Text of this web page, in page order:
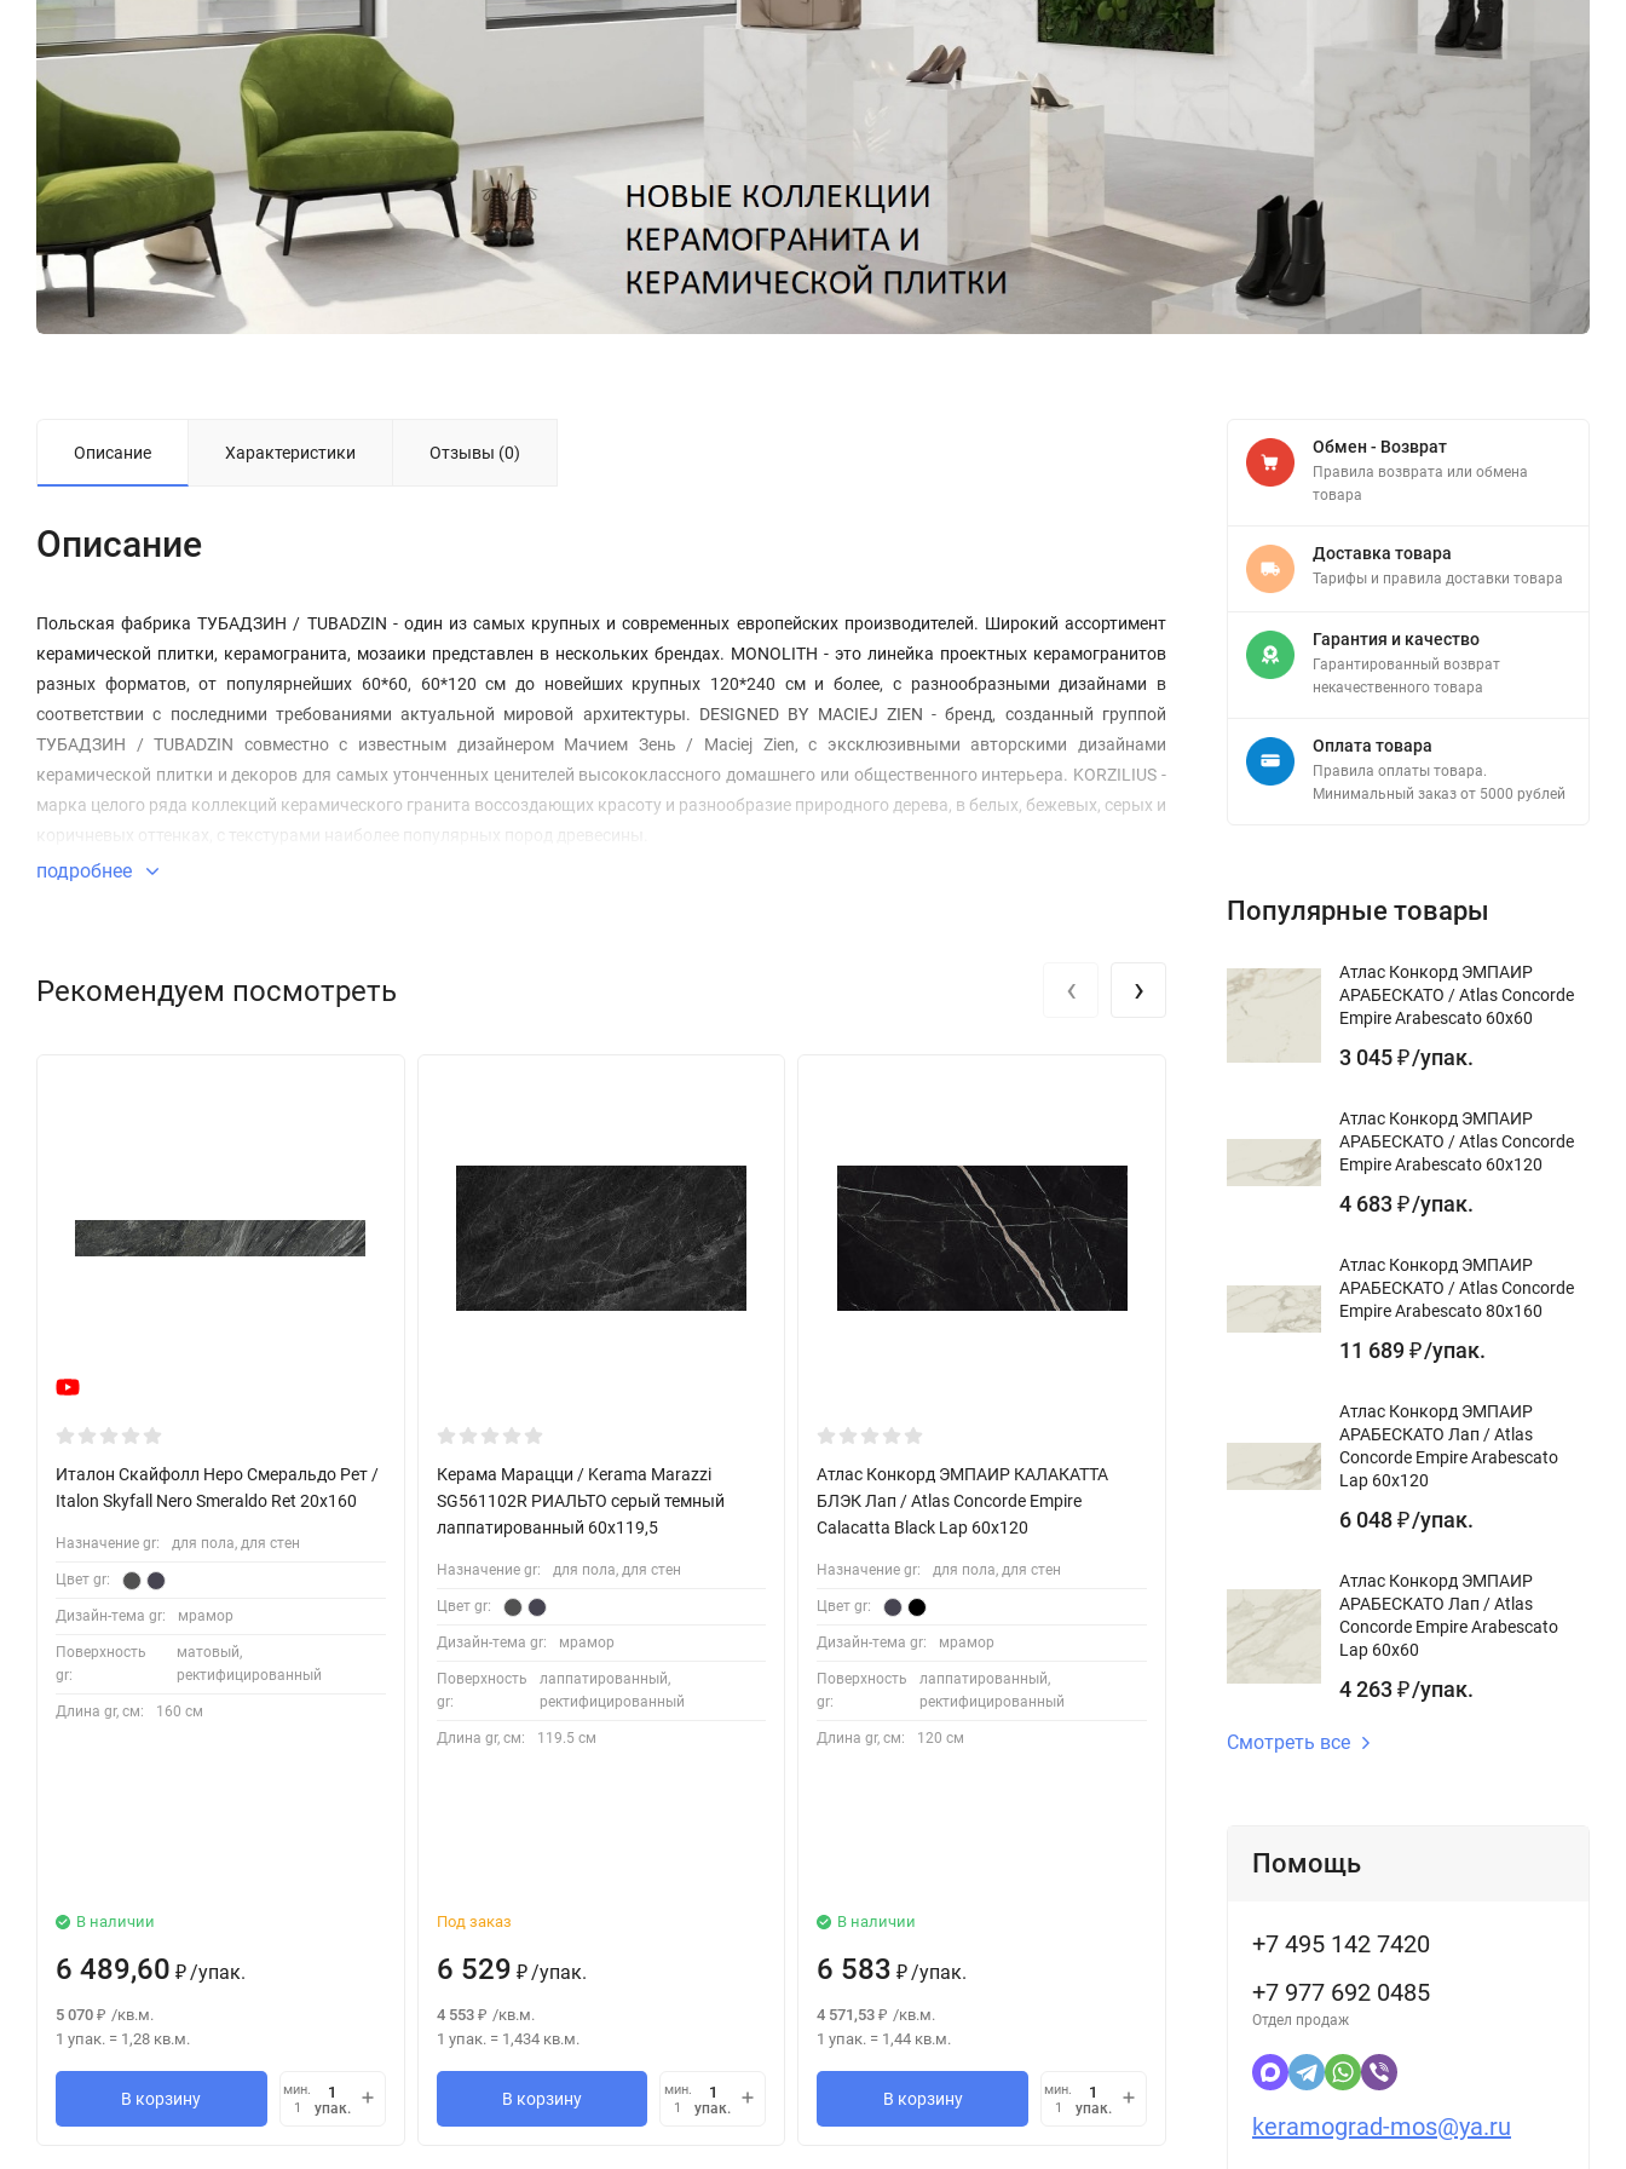
Описание Характеристики Отзывы (0)
Описание
Польская фабрика ТУБАДЗИН / TUBADZIN - один из самых крупных и современных европейских производителей. Широкий ассортимент
керамической плитки, керамогранита, мозаики представлен в нескольких брендах. MONOLITH - это линейка проектных керамогранитов
разных форматов, от популярнейших 60*60, 60*120 см до новейших крупных 120*240 см и более, с разнообразными дизайнами в
соответствии с последними требованиями актуальной мировой архитектуры. DESIGNED BY MACIEJ ZIEN - бренд, созданный группой
ТУБАДЗИН / TUBADZIN совместно с известным дизайнером Мачием Зень / Maciej Zien, с эксклюзивными авторскими дизайнами
керамической плитки и декоров для самых утонченных ценителей высококлассного домашнего или общественного интерьера. KORZILIUS -
марка целого ряда коллекций керамического гранита воссоздающих красоту и разнообразие природного дерева, в белых, бежевых, серых и
коричневых оттенках, с текстурами наиболее популярных пород древесины.
подробнее
Рекомендуем посмотреть
Италон Скайфолл Неро Смеральдо Рет /
Italon Skyfall Nero Smeraldo Ret 20x160
Назначение gr: для пола, для стен
Цвет gr:
Дизайн-тема gr: мрамор
Поверхность
gr:
матовый,
ректифицированный
Длина gr, см: 160 см
В наличии
6 489,60 ₽ /упак.
5 070 ₽ /кв.м.
1 упак. = 1,28 кв.м.
В корзину
мин.
1
упак.
Керама Марацци / Kerama Marazzi
SG561102R РИАЛЬТО серый темный
лаппатированный 60x119,5
Назначение gr: для пола, для стен
Цвет gr:
Дизайн-тема gr: мрамор
Поверхность
gr:
лаппатированный,
ректифицированный
Длина gr, см: 119.5 см
Под заказ
6 529 ₽ /упак.
4 553 ₽ /кв.м.
1 упак.= 1,434 кв.м.
В корзину
мин.
1
упак.
Атлас Конкорд ЭМПАИР КАЛАКАТТА
БЛЭК Лап / Atlas Concorde Empire
Calacatta Black Lap 60x120
Назначение gr: для пола, для стен
Цвет gr:
Дизайн-тема gr: мрамор
Поверхность
gr:
лаппатированный,
ректифицированный
Длина gr, см: 120 см
В наличии
6 583 ₽ /упак.
4 571,53 ₽ /кв.м.
1 упак. = 1,44 кв.м.
В корзину
мин.
1
упак.
КЕРАМИКА БУДУЩЕГО Граните Идальго
Дизайн-тема gr:
Поверхность
лаппатированный,
2 948,15 ₽ /кв.м.
‹ ›
Обмен - Возврат
Правила возврата или обмена
товара
Доставка товара
Тарифы и правила доставки товара
Гарантия и качество
Гарантированный возврат
некачественного товара
Оплата товара
Правила оплаты товара.
Минимальный заказ от 5000 рублей
Популярные товары
Атлас Конкорд ЭМПАИР
АРАБЕСКАТО / Atlas Concorde
Empire Arabescato 60x60
3 045 ₽ /упак.
Атлас Конкорд ЭМПАИР
АРАБЕСКАТО / Atlas Concorde
Empire Arabescato 60x120
4 683 ₽ /упак.
Атлас Конкорд ЭМПАИР
АРАБЕСКАТО / Atlas Concorde
Empire Arabescato 80x160
11 689 ₽ /упак.
Атлас Конкорд ЭМПАИР
АРАБЕСКАТО Лап / Atlas
Concorde Empire Arabescato
Lap 60x120
6 048 ₽ /упак.
Атлас Конкорд ЭМПАИР
АРАБЕСКАТО Лап / Atlas
Concorde Empire Arabescato
Lap 60x60
4 263 ₽ /упак.
Смотреть все
Помощь
+7 495 142 7420
+7 977 692 0485
Отдел продаж
keramograd-mos@ya.ru